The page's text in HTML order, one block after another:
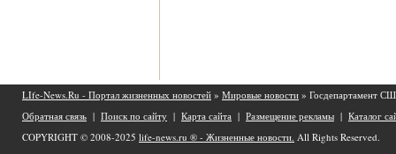
LIfe-News.Ru - Портал жизненных новостей » Мировые новости » Госдепартамент
Обратная связь | Поиск по сайту | Карта сайта | Размещение рекламы | Каталог
COPYRIGHT © 2008-2025 life-news.ru ® - Жизненные новости. All Rights Reserved.